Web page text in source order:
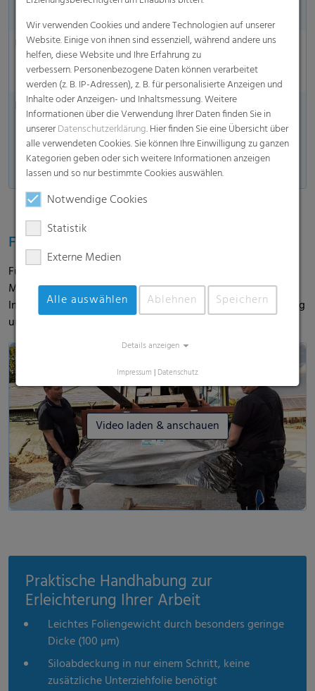
UV-Stabilität
18 Monate (Mitteleuropa)
12 Monate in Regionen mit hoher
UV-Belastung
Erhältlich
Alle Produkte sind in flexiblen
Längen und Breiten erhältlich.
Die genauen individuellen
Abmessungen erhalten Sie auf
Anfrage von unserem Agri-Team.
Feedback aus der Praxis
Für die Erfahrungen direkt aus der Praxis haben wir die
Maiserne begleitet und mit dem Landwirt gesprochen. Im
Interview berichtet Hermann Wiebeziek über die Anwendung
und seinen Eindruck von Polydress® Farmguard .
Video laden & anschauen
Praktische Handhabung zur
Erleichterung Ihrer Arbeit
Leichtes Foliengewicht durch besonders geringe
Dicke (100 µm)
Siloabdeckung in nur einem Schritt, keine
zusätzliche Unterziehfolie benötigt
Wir verwenden Cookies und andere Technologien auf unserer
Website. Einige von ihnen sind essenziell, während andere uns
helfen, diese Website und Ihre Erfahrung zu
verbessern. Personenbezogene Daten können verarbeitet
werden (z. B. IP-Adressen), z. B. für personalisierte Anzeigen und
Inhalte oder Anzeigen- und Inhaltsmessung. Weitere
Informationen über die Verwendung Ihrer Daten finden Sie in
unsererDatenschutzerklärung. Hier finden Sie eine Übersicht über
alle verwendeten Cookies. Sie können Ihre Einwilligung zu ganzen
Kategorien geben oder sich weitere Informationen anzeigen
lassen und so nur bestimmte Cookies auswählen.
Notwendige Cookies
Statistik
Externe Medien
Alle auswählen Ablehnen Speichern
Details anzeigen
Impressum | Datenschutz